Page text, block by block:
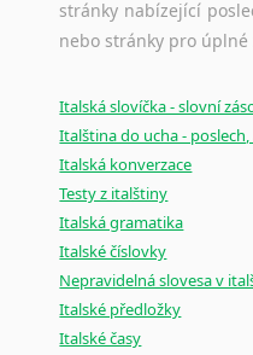
stránky nabízející
nebo stránky pro úplné
Italská slovíčka - slovní
Italština do ucha -
Italská konverzace
Testy z italštiny
Italská gramatika
Italské číslovky
Nepravidelná slovesa v
Italské předložky
Italské časy